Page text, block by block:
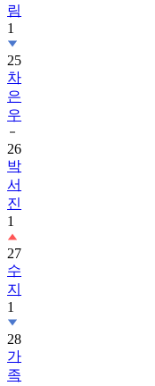
림
1
25
차
은
우
26
박
서
진
1
27
수
지
1
28
가
족